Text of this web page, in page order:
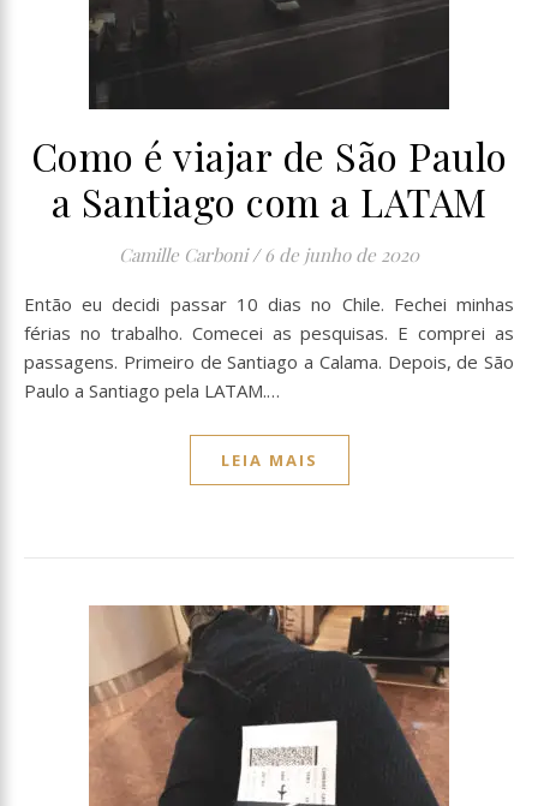
Como é viajar de São Paulo
a Santiago com a LATAM
Camille Carboni / 6 de junho de 2020
Então eu decidi passar 10 dias no Chile. Fechei minhas
férias no trabalho. Comecei as pesquisas. E comprei as
passagens. Primeiro de Santiago a Calama. Depois, de São
Paulo a Santiago pela LATAM.…
LEIA MAIS